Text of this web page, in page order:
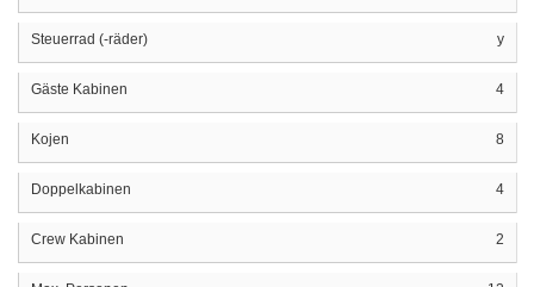
Steuerrad (-räder) y
Gäste Kabinen 4
Kojen 8
Doppelkabinen 4
Crew Kabinen 2